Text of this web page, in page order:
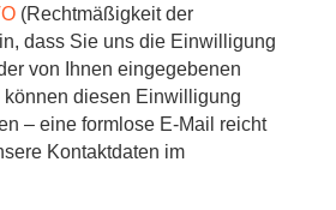
(Rechtmäßigkeit der
dass Sie uns die Einwilligung
von Ihnen eingegebenen
können diesen Einwilligung
– eine formlose E-Mail reicht
Kontaktdaten im